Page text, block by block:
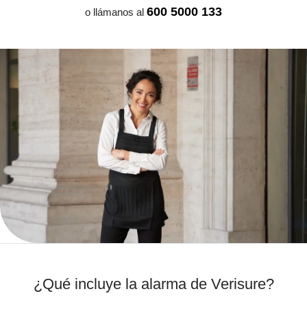
o llámanos al 600 5000 133
¿Qué incluye la alarma de Verisure?